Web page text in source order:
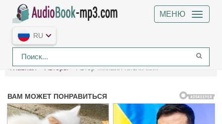
МЕНЮ
RU
Главная Авторы Автор Михаил Кисличкин